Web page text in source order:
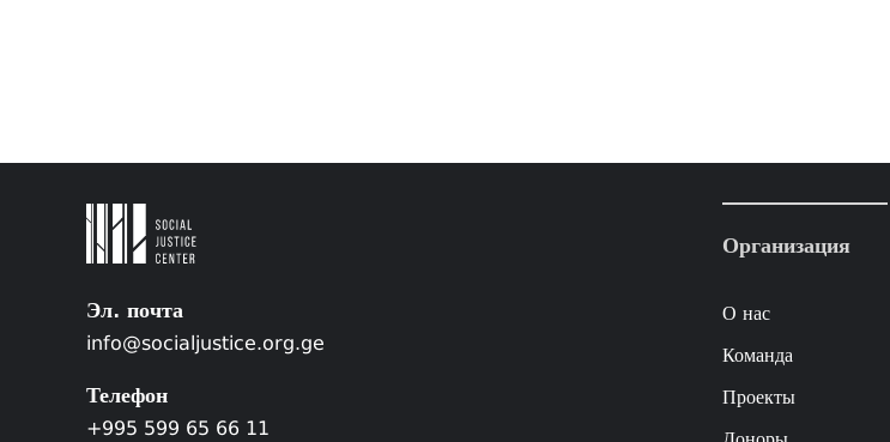
Эл. почта
info@socialjustice.org.ge
Телефон
+995 599 65 66 11
Организация
О нас
Команда
Проекты